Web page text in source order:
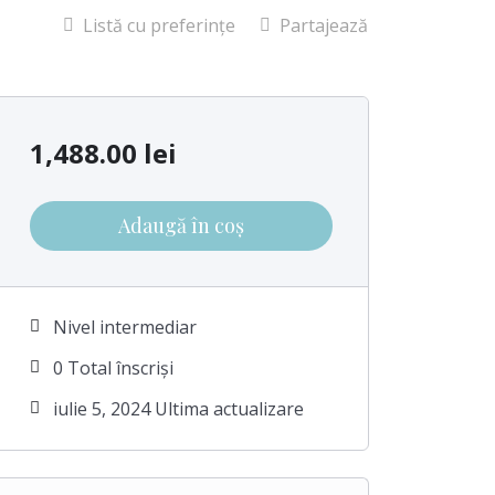
Listă cu preferințe Partajează
1,488.00 lei
Adaugă în coș
Nivel intermediar
0 Total înscriși
iulie 5, 2024 Ultima actualizare